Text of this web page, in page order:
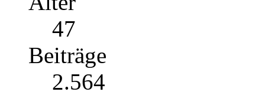
47
Beiträge
2.564